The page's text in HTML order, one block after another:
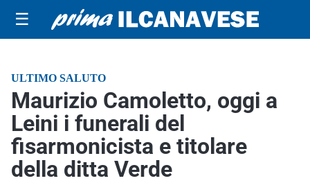
☰
ULTIMO SALUTO
Maurizio Camoletto, oggi a
Leini i funerali del
fisarmonicista e titolare
della ditta Verde